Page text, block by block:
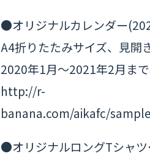
●オリジナルカレンダー
A4折りたたみサイズ、見開
2020年1月～2021年2月まで
http://r-
banana.com/aikafc/
●オリジナルロングTシャ